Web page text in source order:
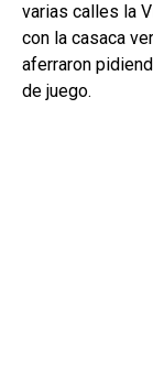
varias calles la
con la casaca
aferraron
de juego.